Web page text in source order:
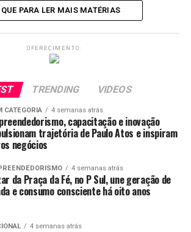
PARA LER MAIS MATÉRIAS
OFERECIMENTO:
TRENDING VIDEOS
CATEGORIA 4 semanas atrás
capacitação e inovação
trajetória de Paulo Atos e inspiram
negócios
4 semanas atrás
da Praça da Fé, no P Sul, une geração de
e consumo consciente há oito anos
4 semanas atrás